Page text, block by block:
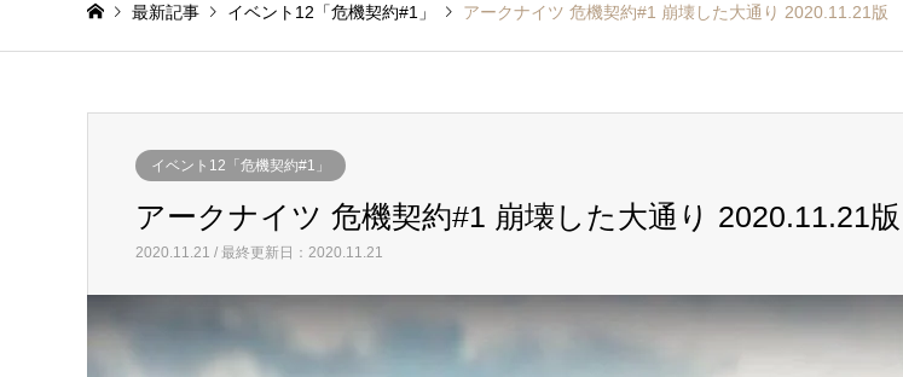
最新記事 イベント12「危機契約#1」 アークナイツ 危機契約#1 崩壊した大通り 2020.11.21版
イベント12「危機契約#1」
アークナイツ 危機契約#1 崩壊した大通り 2020.11.21版
2020.11.21 / 最終更新日：2020.11.21